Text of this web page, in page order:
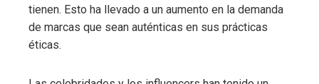
tienen. Esto ha llevado a un aumento en la demanda
de marcas que sean auténticas en sus prácticas
éticas.